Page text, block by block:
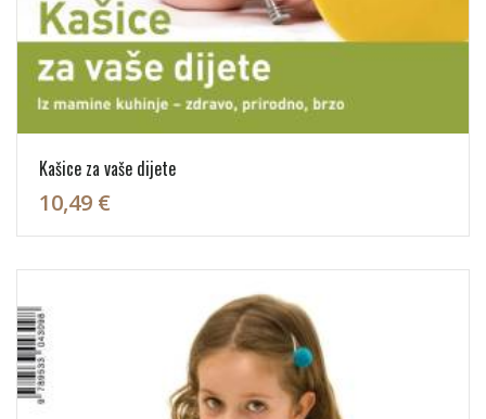
Kašice za vaše dijete
10,49 €